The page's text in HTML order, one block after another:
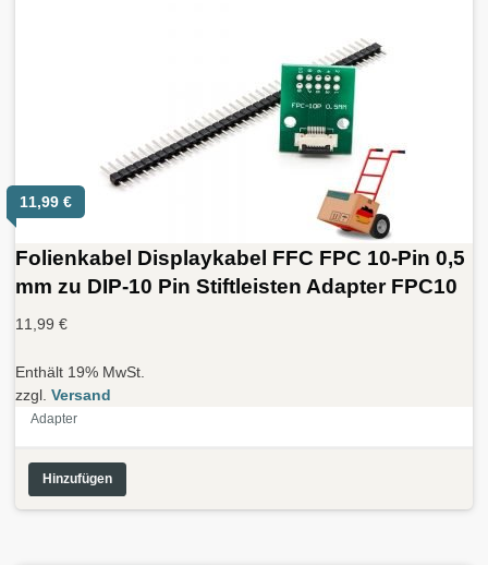
11,99 €
Folienkabel Displaykabel FFC FPC 10-Pin 0,5
mm zu DIP-10 Pin Stiftleisten Adapter FPC10
11,99 €
Enthält 19% MwSt.
zzgl. Versand
Adapter
Hinzufügen